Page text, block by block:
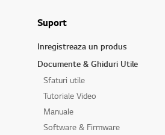
Suport
Inregistreaza un produs
Documente & Ghiduri Utile
Sfaturi utile
Tutoriale Video
Manuale
Software & Firmware